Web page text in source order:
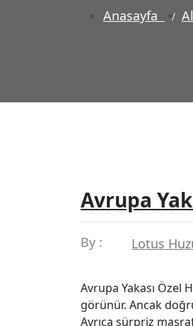
Anasayfa
Avrupa
By : Lotus
Avrupa Yakası Özel
görünür. Ancak
Ayrıca sürpriz